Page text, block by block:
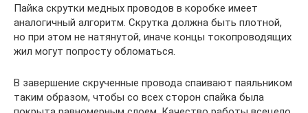
Пайка скрутки медных проводов в коробке имеет
аналогичный алгоритм. Скрутка должна быть плотной,
но при этом не натянутой, иначе концы токопроводящих
жил могут попросту обломаться.
В завершение скрученные провода спаивают паяльником
таким образом, чтобы со всех сторон спайка была